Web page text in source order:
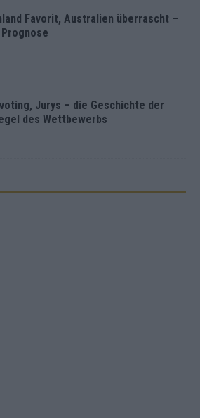
Favorit, Australien überrascht –
Jurys – die Geschichte der
des Wettbewerbs